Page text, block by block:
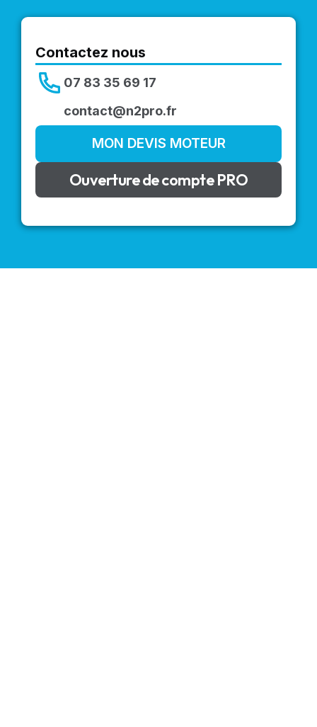
Contactez nous
07 83 35 69 17
contact@n2pro.fr
MON DEVIS MOTEUR
Ouverture de compte PRO